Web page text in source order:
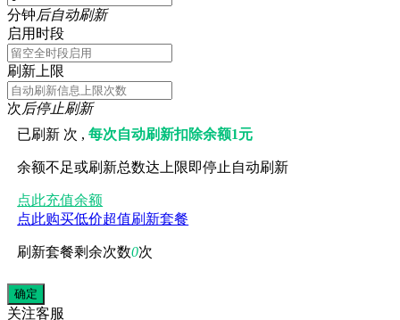
分钟后自动刷新
启用时段
刷新上限
次后停止刷新
已刷新 次 ,每次自动刷新扣除余额1元
余额不足或刷新总数达上限即停止自动刷新
点此充值余额
点此购买低价超值刷新套餐
刷新套餐剩余次数0次
关注客服